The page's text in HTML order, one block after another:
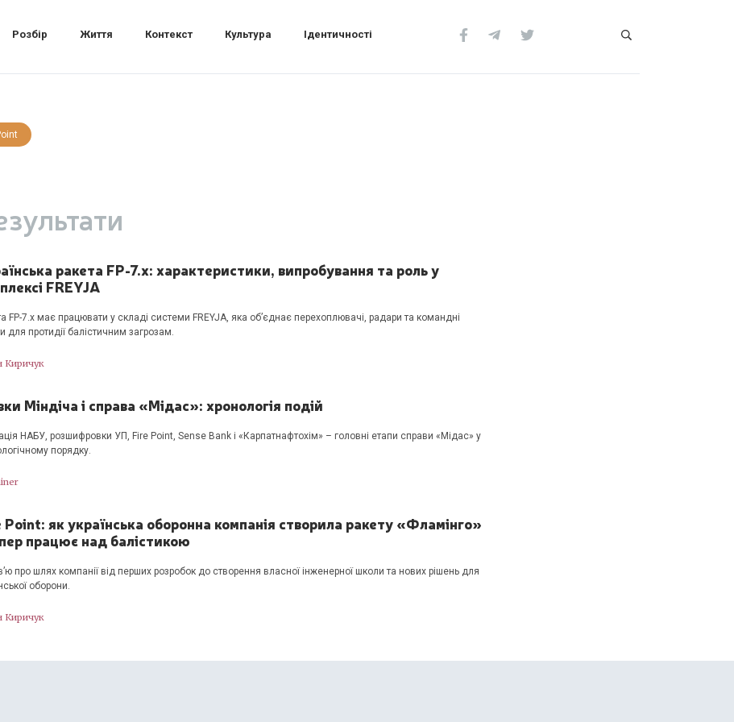
Розбір Життя Контекст Культура Ідентичності
ракета FP-7.x: характеристики, випробування та роль у
FREYJA
FP-7.x має працювати у складі системи FREYJA, яка об’єднає перехоплювачі, радари та командні
для протидії балістичним загрозам.
Киричук
Міндіча і справа «Мідас»: хронологія подій
НАБУ, розшифровки УП, Fire Point, Sense Bank і «Карпатнафтохім» – головні етапи справи «Мідас» у
порядку.
Point: як українська оборонна компанія створила ракету «Фламінго»
працює над балістикою
про шлях компанії від перших розробок до створення власної інженерної школи та нових рішень для
оборони.
Киричук